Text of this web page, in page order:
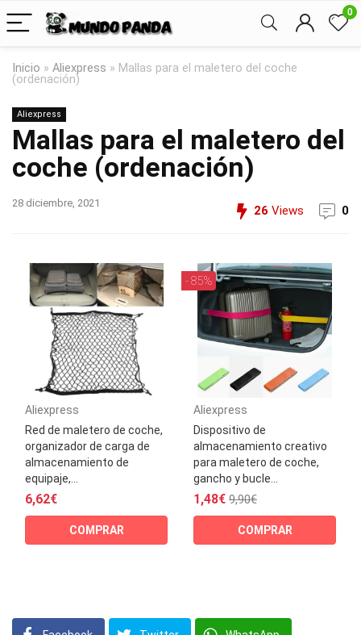
0
Inicio » Aliexpress » Mallas para el maletero del coche
(ordenación)
Aliexpress
Mallas para el maletero del
coche (ordenación)
28 diciembre, 2021
26 Views 0
Aliexpress
Red de maletero de coche,
organizador de carga de
almacenamiento de
equipaje,...
6,62€
COMPRAR
- 85%
Aliexpress
Dispositivo de
almacenamiento creativo
para maletero de coche,
gancho y bucle...
1,48€ 9,90€
COMPRAR